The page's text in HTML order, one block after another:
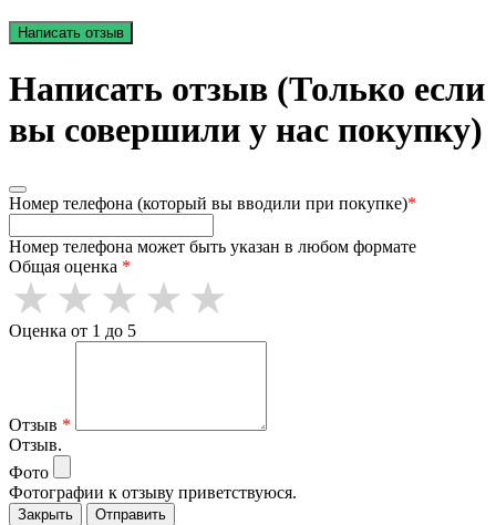
Написать отзыв
Написать отзыв (Только если
вы совершили у нас покупку)
Номер телефона (который вы вводили при покупке)*
Номер телефона может быть указан в любом формате
Общая оценка *
Оценка от 1 до 5
Отзыв *
Отзыв.
Фото
Фотографии к отзыву приветствуюся.
Закрыть Отправить